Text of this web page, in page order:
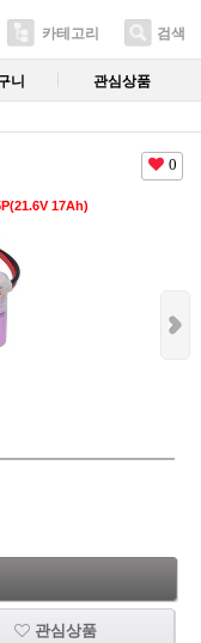
카테고리 검색
니 관심상품
0
17Ah)
관심상품